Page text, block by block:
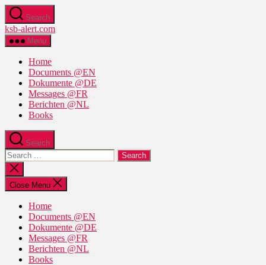
Skip
to
the
content
Search
ksb-alert.com
Menu
Home
Documents @EN
Dokumente @DE
Messages @FR
Berichten @NL
Books
Search
Search
for:
Close
search
Close Menu
Home
Documents @EN
Dokumente @DE
Messages @FR
Berichten @NL
Books